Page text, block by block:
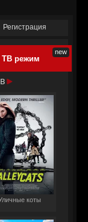
Регистрация
ТВ режим
коты